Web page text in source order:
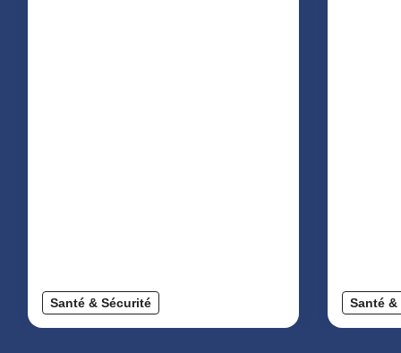
Santé & Sécurité Santé &